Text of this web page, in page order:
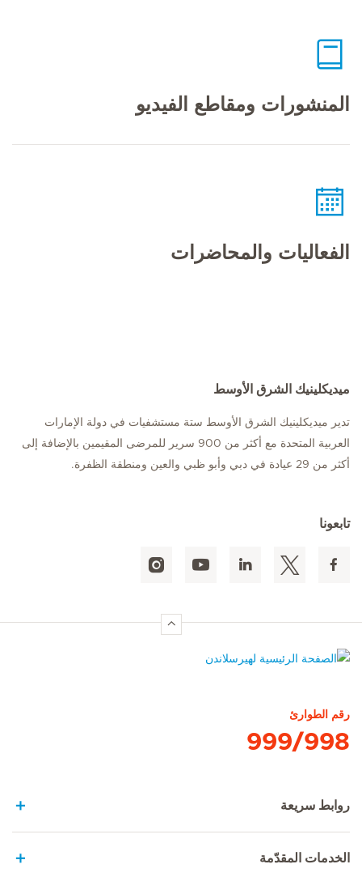
المنشورات ومقاطع الفيديو
الفعاليات والمحاضرات
ميديكلينيك الشرق الأوسط
تدير ميديكلينيك الشرق الأوسط ستة مستشفيات في دولة الإمارات
العربية المتحدة مع أكثر من 900 سرير للمرضى المقيمين بالإضافة إلى
أكثر من 29 عيادة في دبي وأبو ظبي والعين ومنطقة الظفرة.
تابعونا
رقم الطوارئ
999/998
روابط سريعة
الخدمات المقدّمة